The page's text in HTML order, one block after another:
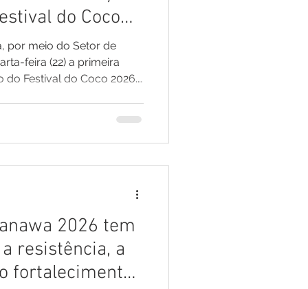
do Coco
por meio do Setor de
feira (22) a primeira
do Festival do Coco 2026.
no Complexo
2026 tem
resistência, a
fortalecimento